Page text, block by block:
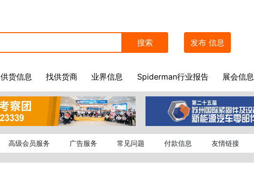
搜索 发布 信息
供货信息 找供货商 业界信息 Spiderman行业报告 展会信息
高级会员服务 广告服务 常见问题 付款信息 友情链接